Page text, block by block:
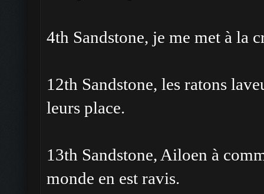
4th Sandstone, je me met à la
12th Sandstone, les ratons
leurs place.
13th Sandstone, Ailoen à
monde en est ravis.